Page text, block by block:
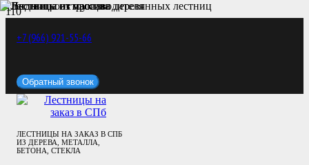
+7 (966) 921-55-66
Обратный звонок
ЛЕСТНИЦЫ НА ЗАКАЗ В СПБ
ИЗ ДЕРЕВА, МЕТАЛЛА,
БЕТОНА, СТЕКЛА